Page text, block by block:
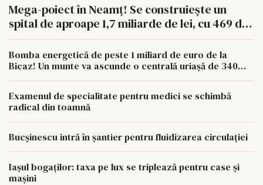
Mega-poiect în Neamț! Se construiește un
spital de aproape 1,7 miliarde de lei, cu 469 de
paturi
Bomba energetică de peste 1 miliard de euro de la
Bicaz! Un munte va ascunde o centrală uriașă de 340
Examenul de specialitate pentru medici se schimbă
radical din toamnă
Bucșinescu intră în șantier pentru fluidizarea circulației
Iașul bogaților: taxa pe lux se triplează pentru case și
mașini